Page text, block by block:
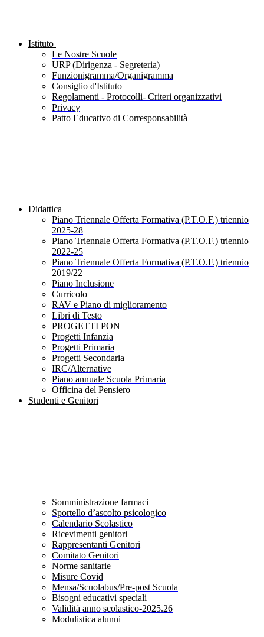
Istituto
Le Nostre Scuole
URP (Dirigenza - Segreteria)
Funzionigramma/Organigramma
Consiglio d'Istituto
Regolamenti - Protocolli- Criteri organizzativi
Privacy
Patto Educativo di Corresponsabilità
Didattica
Piano Triennale Offerta Formativa (P.T.O.F.) triennio
2025-28
Piano Triennale Offerta Formativa (P.T.O.F.) triennio
2022-25
Piano Triennale Offerta Formativa (P.T.O.F.) triennio
2019/22
Piano Inclusione
Curricolo
RAV e Piano di miglioramento
Libri di Testo
PROGETTI PON
Progetti Infanzia
Progetti Primaria
Progetti Secondaria
IRC/Alternative
Piano annuale Scuola Primaria
Officina del Pensiero
Studenti e Genitori
Somministrazione farmaci
Sportello d’ascolto psicologico
Calendario Scolastico
Ricevimenti genitori
Rappresentanti Genitori
Comitato Genitori
Norme sanitarie
Misure Covid
Mensa/Scuolabus/Pre-post Scuola
Bisogni educativi speciali
Validità anno scolastico-2025.26
Modulistica alunni